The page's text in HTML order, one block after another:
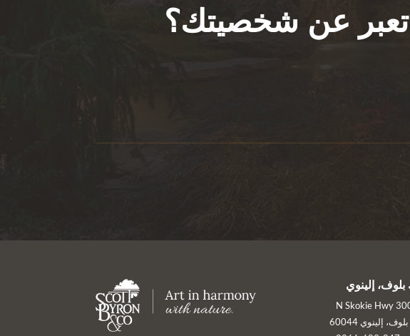
عن شخصيتك؟
بلوف، إلينوي
30088 N
إلينوي 60044